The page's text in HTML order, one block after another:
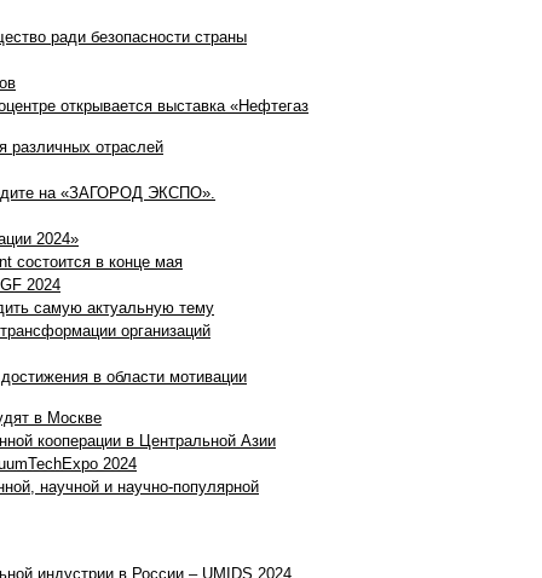
ради безопасности страны
открывается выставка «Нефтегаз
различных отраслей
на «ЗАГОРОД ЭКСПО».
2024»
состоится в конце мая
2024
самую актуальную тему
организаций
в области мотивации
в Москве
кооперации в Центральной Азии
2024
научной и научно-популярной
индустрии в России – UMIDS 2024